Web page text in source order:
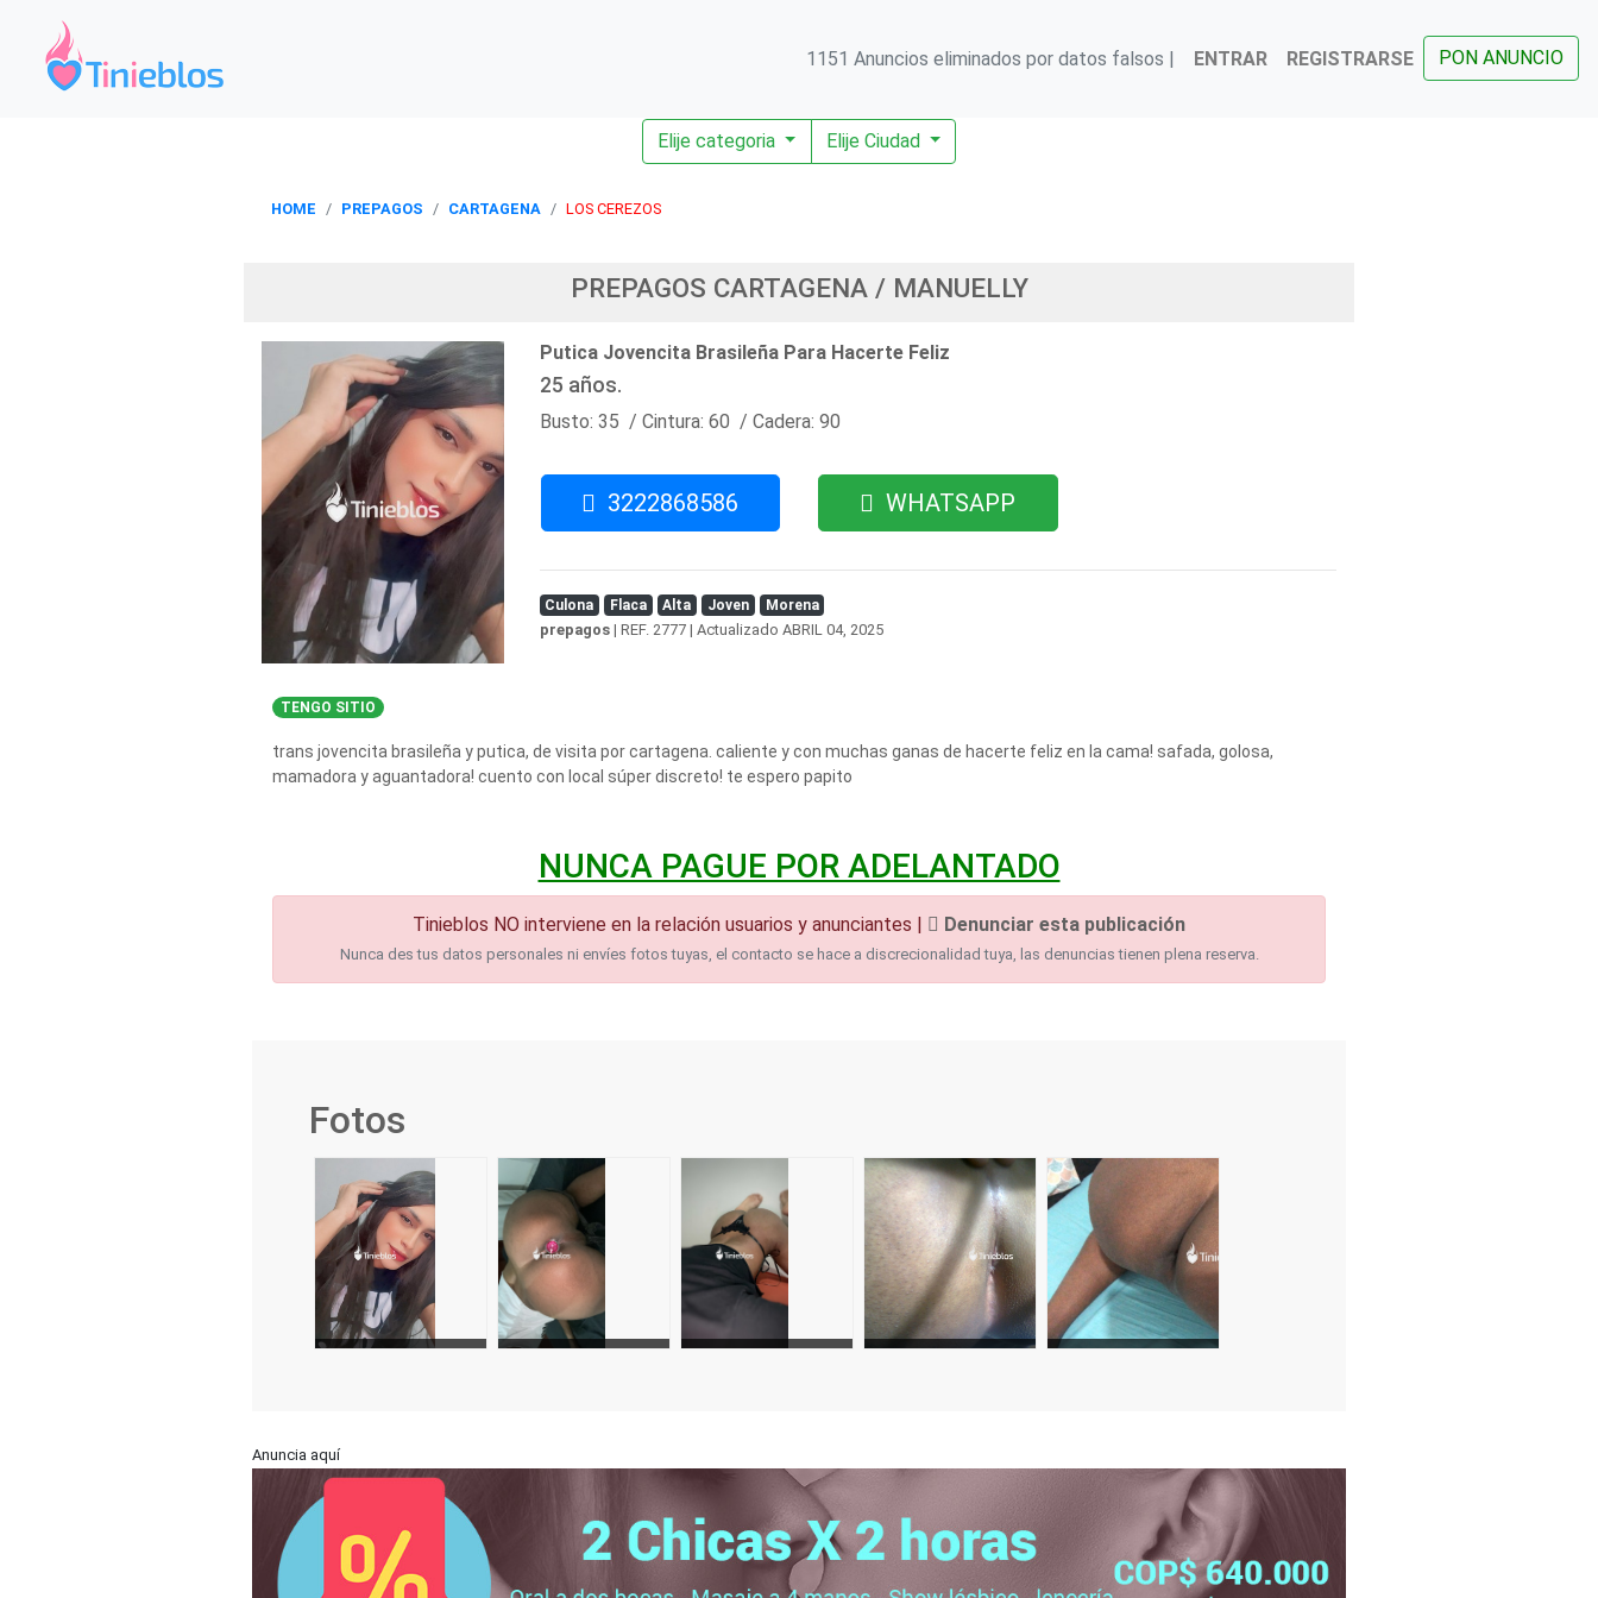
1151 Anuncios eliminados por datos falsos | ENTRAR REGISTRARSE PON ANUNCIO
Elije categoria Elije Ciudad
HOME PREPAGOS CARTAGENA LOS CEREZOS
PREPAGOS CARTAGENA / MANUELLY
Putica Jovencita Brasileña Para Hacerte Feliz
25 años.
Busto: 35 / Cintura: 60 / Cadera: 90
3222868586 WHATSAPP
Culona Flaca Alta Joven Morena
prepagos| REF. 2777 | Actualizado ABRIL 04, 2025
TENGO SITIO
trans jovencita brasileña y putica, de visita por cartagena. caliente y con muchas ganas de hacerte feliz en la cama! safada, golosa,
mamadora y aguantadora! cuento con local súper discreto! te espero papito
NUNCA PAGUE POR ADELANTADO
Tinieblos NO interviene en la relación usuarios y anunciantes | Denunciar esta publicación
Nunca des tus datos personales ni envíes fotos tuyas, el contacto se hace a discrecionalidad tuya, las denuncias tienen plena reserva.
Fotos
Anuncia aquí